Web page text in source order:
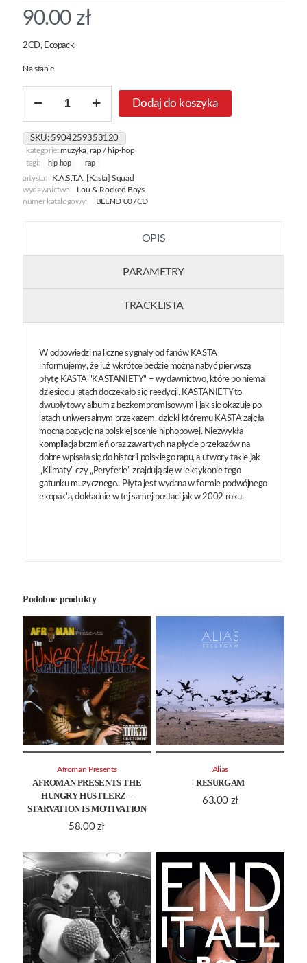
90.00 zł
2CD, Ecopack
Na stanie
Kastaniety
Dodaj do koszyka
SKU: 5904259353120
kategorie:muzyka ,rap / hip-hop
tagi:
hip hop rap
artysta:
K.A.S.T.A. [Kasta] Squad
wydawnictwo:
Lou & Rocked Boys
numer katalogowy:
BLEND 007CD
OPIS
PARAMETRY
TRACKLISTA
W odpowiedzi na liczne sygnały od fanów KASTA
informujemy, że już wkrótce będzie można nabyć pierwszą
płytę KASTA "KASTANIETY" – wydawnictwo, które po niemal
dziesięciu latach doczekało się reedycji. KASTANIETY to
dwupłytowy album z bezkompromisowym i jak się okazuje po
latach uniwersalnym przekazem, dzięki któremu KASTA zajęła
mocną pozycję na polskiej scenie hiphopowej. Niezwykła
kompilacja brzmień oraz zawartych na płycie przekazów na
dobre wpisała się do historii polskiego rapu, a utwory takie jak
„Klimaty” czy „Peryferie” znajdują się w leksykonie tego
gatunku muzycznego. Płyta jest wydana w formie podwójnego
ekopak'a, dokładnie w tej samej postaci jak w 2002 roku.
Podobne produkty
AFROMAN PRESENTS THE
HUNGRY HUSTLERZ –
STARVATION IS MOTIVATION
58.00 zł
Afroman Presents
RESURGAM
63.00 zł
Alias